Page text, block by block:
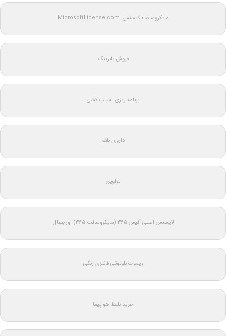
مایکروسافت لایسنس: MicrosoftLicense.com
فروش بلبرینگ
برنامه ریزی اسباب کشی
داروی بلغم
تراوین
لایسنس اصلی آفیس ۳۶۵ (مایکروسافت ۳۶۵) اورجینال
ریموت بلوتوثی فانتزی رنگی
خرید بلیط هواپیما